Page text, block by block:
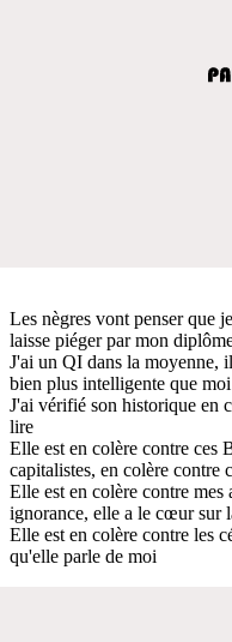
Les nègres vont penser que
laisse piéger par mon
J'ai un QI dans la moyenne,
bien plus intelligente que moi
J'ai vérifié son historique en
lire
Elle est en colère contre ces
capitalistes, en colère contre
Elle est en colère contre mes
ignorance, elle a le cœur sur
Elle est en colère contre les
qu'elle parle de moi